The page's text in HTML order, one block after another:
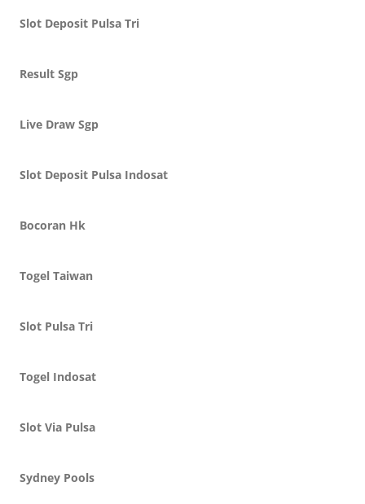
Slot Deposit Pulsa Tri
Result Sgp
Live Draw Sgp
Slot Deposit Pulsa Indosat
Bocoran Hk
Togel Taiwan
Slot Pulsa Tri
Togel Indosat
Slot Via Pulsa
Sydney Pools